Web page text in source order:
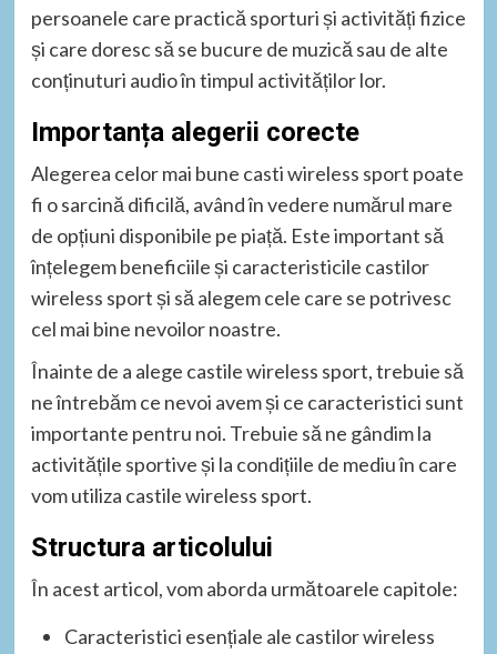
persoanele care practică sporturi și activități fizice
și care doresc să se bucure de muzică sau de alte
conținuturi audio în timpul activităților lor.
Importanța alegerii corecte
Alegerea celor mai bune casti wireless sport poate
fi o sarcină dificilă, având în vedere numărul mare
de opțiuni disponibile pe piață. Este important să
înțelegem beneficiile și caracteristicile castilor
wireless sport și să alegem cele care se potrivesc
cel mai bine nevoilor noastre.
Înainte de a alege castile wireless sport, trebuie să
ne întrebăm ce nevoi avem și ce caracteristici sunt
importante pentru noi. Trebuie să ne gândim la
activitățile sportive și la condițiile de mediu în care
vom utiliza castile wireless sport.
Structura articolului
În acest articol, vom aborda următoarele capitole:
Caracteristici esențiale ale castilor wireless